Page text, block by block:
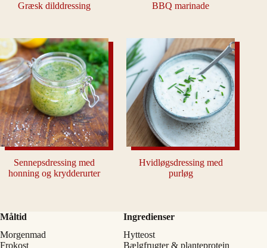
Græsk dilddressing BBQ marinade
Sennepsdressing med
honning og krydderurter
Hvidløgsdressing med
purløg
Måltid
Morgenmad
Frokost
Ingredienser
Hytteost
Bælgfrugter & planteprotein